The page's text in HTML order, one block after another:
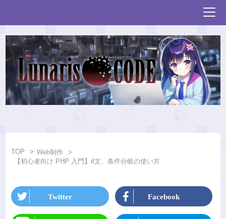
TOP
Web制作
【初心者向け PHP 入門】if文、条件分岐の使い方
Twitter Facebook